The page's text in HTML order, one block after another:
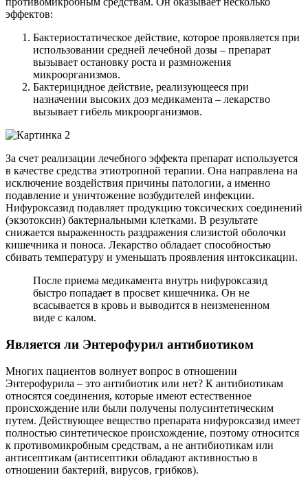
эффектов:
Бактериостатическое действие, которое проявляется при
использовании средней лечебной дозы – препарат
вызывает остановку роста и размножения
микроорганизмов.
Бактерицидное действие, реализующееся при
назначении высоких доз медикамента – лекарство
вызывает гибель микроорганизмов.
За счет реализации лечебного эффекта препарат используется
в качестве средства этиотропной терапии. Она направлена на
исключение воздействия причины патологии, а именно
подавление и уничтожение возбудителей инфекции.
Нифуроксазид подавляет продукцию токсических соединений
(экзотоксин) бактериальными клетками. В результате
снижается выраженность раздражения слизистой оболочки
кишечника и поноса. Лекарство обладает способностью
сбивать температуру и уменьшать проявления интоксикации.
После приема медикамента внутрь нифуроксазид
быстро попадает в просвет кишечника. Он не
всасывается в кровь и выводится в неизмененном
виде с калом.
Является ли Энтерофурил антибиотиком
Многих пациентов волнует вопрос в отношении
Энтерофурила – это антибиотик или нет? К антибиотикам
относятся соединения, которые имеют естественное
происхождение или были получены полусинтетическим
путем. Действующее вещество препарата нифуроксазид имеет
полностью синтетическое происхождение, поэтому относится
к противомикробным средствам, а не антибиотикам или
антисептикам (антисептики обладают активностью в
отношении бактерий, вирусов, грибков).